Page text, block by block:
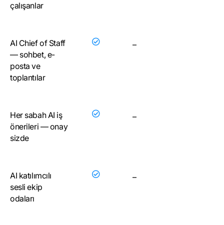
çalışanlar
AI Chief of Staff
— sohbet, e-
posta ve
toplantılar
–
Her sabah AI iş
önerileri — onay
sizde
–
AI katılımcılı
sesli ekip
odaları
–